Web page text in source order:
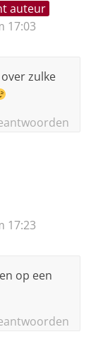
auteur
17:03
zulke
17:23
op een